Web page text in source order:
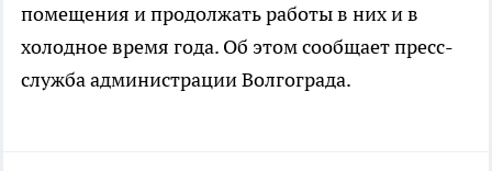
помещения и продолжать работы в них и в
холодное время года. Об этом сообщает пресс-
служба администрации Волгограда.